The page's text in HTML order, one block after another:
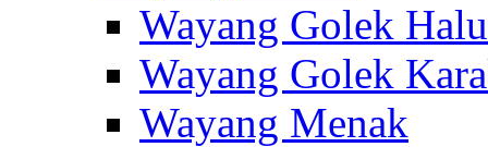
Wayang Golek
Wayang Golek
Wayang Menak